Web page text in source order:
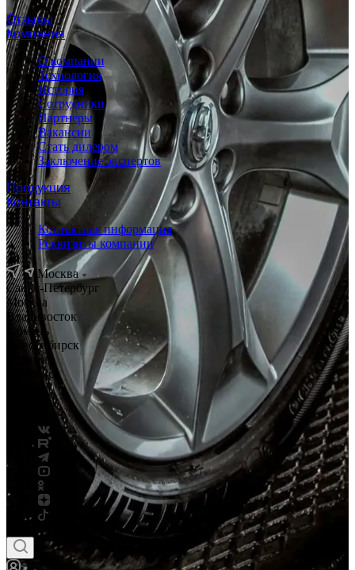
Отзывы
Компания
О компании
Технология
История
Сотрудники
Партнеры
Вакансии
Стать дилером
Заключение экспертов
Продукция
Контакты
Контактная информация
Реквизиты компании
Москва
Санкт-Петербург
Москва
Владивосток
Тюмень
Новосибирск
Саратов
Смоленск
Беларусь